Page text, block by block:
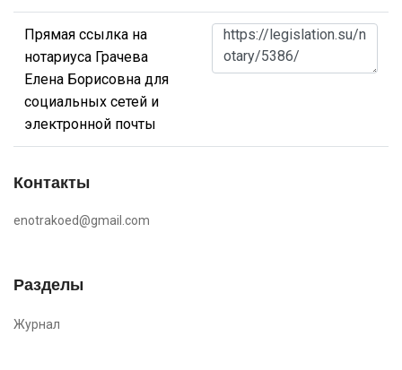
Прямая ссылка на
нотариуса Грачева
Елена Борисовна для
социальных сетей и
электронной почты
Контакты
enotrakoed@gmail.com
Разделы
Журнал